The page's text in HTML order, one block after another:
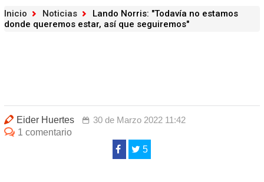
Inicio Noticias
Lando Norris: "Todavía no estamos
donde queremos estar, así que seguiremos"
Eider Huertes
30 de Marzo 2022 11:42
1 comentario
5